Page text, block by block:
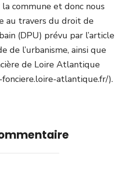
commune et donc nous
au travers du droit de
(DPU) prévu par l’article
de l’urbanisme, ainsi que
de Loire Atlantique
fonciere.loire-atlantique.fr/).